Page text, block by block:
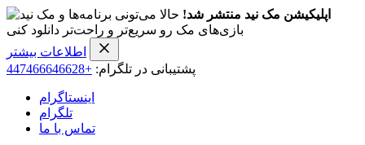
اپلیکیشن مک نید منتشر شد! حالا می‌تونی برنامه‌ها و
بازی‌های مک رو سریع‌تر و راحت‌تر دانلود کنی
اطلاعات بیشتر
پشتیبانی در تلگرام: +447466646628
اینستاگرام
تلگرام
تماس با ما